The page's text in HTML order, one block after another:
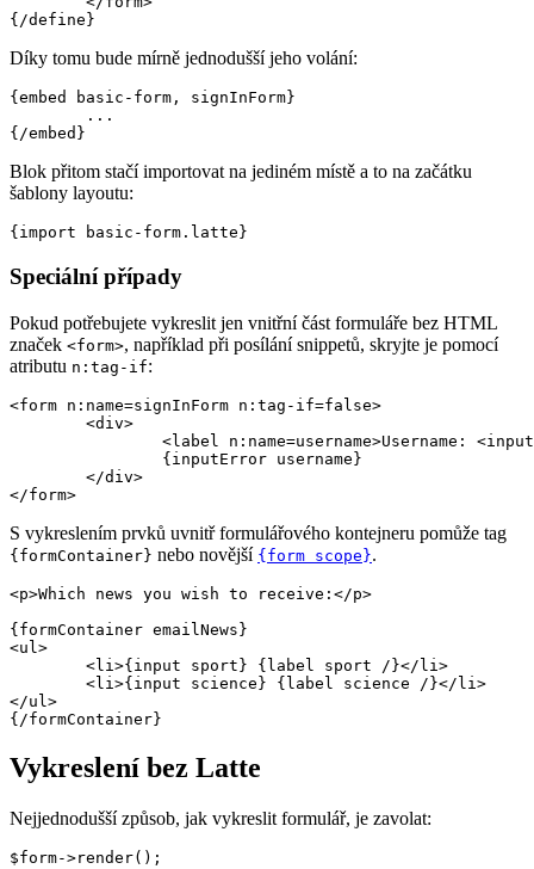
Díky tomu bude mírně jednodušší jeho volání:
{embed basic-form, signInForm}
Blok přitom stačí importovat na jediném místě a to na začátku
šablony layoutu:
Speciální případy
Pokud potřebujete vykreslit jen vnitřní část formuláře bez HTML
značek <form>, například při posílání snippetů, skryjte je pomocí
atributu n:tag-if:
<form n:name=signInForm n:tag-if=false>
S vykreslením prvků uvnitř formulářového kontejneru pomůže tag
{formContainer} nebo novější {form scope}.
<p>Which news you wish to receive:</p>
{formContainer emailNews}
<ul>
</ul>
Vykreslení bez Latte
Nejjednodušší způsob, jak vykreslit formulář, je zavolat: